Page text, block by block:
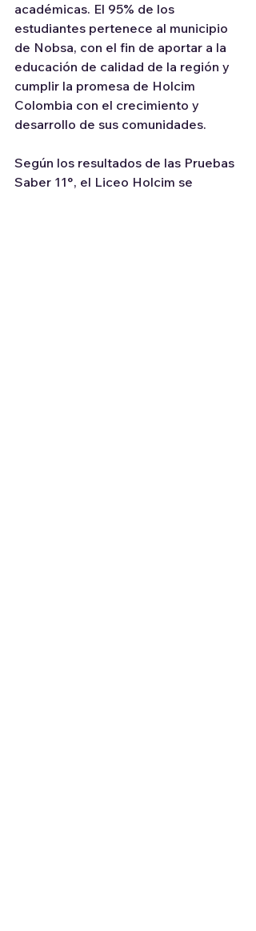
académicas. El 95% de los
estudiantes pertenece al municipio
de Nobsa, con el fin de aportar a la
educación de calidad de la región y
cumplir la promesa de Holcim
Colombia con el crecimiento y
desarrollo de sus comunidades.
Según los resultados de las Pruebas
Saber 11°, el Liceo Holcim se